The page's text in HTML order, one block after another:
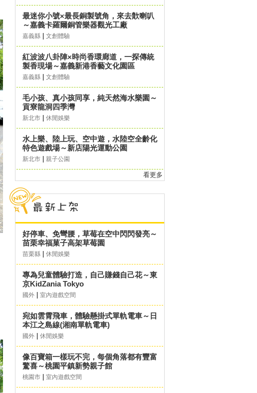
最迷你小號×最長銅製號角，來去歕喇叭
～嘉義卡羅爾銅管樂器觀光工廠
嘉義縣 文創體驗
紅波波八卦陣×時尚香環廊道，一探傳統
製香現場～嘉義新港香藝文化園區
嘉義縣 文創體驗
毛小孩、真小孩同享，純天然海水樂園～
貢寮龍洞四季灣
新北市 休閒娛樂
水上樂、陸上玩、空中遊，水陸空全齡化
特色遊戲場～新店陽光運動公園
新北市 親子公園
看更多
好停車、免彎腰，草莓在空中閃閃發亮～
苗栗幸福菓子高架草莓園
苗栗縣 休閒娛樂
專為兒童體驗打造，自己賺錢自己花～東
京KidZania Tokyo
國外 室內遊戲空間
宛如雲霄飛車，體驗懸掛式單軌電車～日
本江之島線(湘南單軌電車)
國外 休閒娛樂
像百寶箱一樣玩不完，每個角落都有豐富
驚喜～桃園平鎮新勢親子館
桃園市 室內遊戲空間